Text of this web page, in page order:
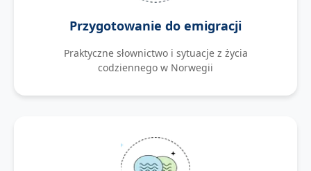
Przygotowanie do emigracji
Praktyczne słownictwo i sytuacje z życia
codziennego w Norwegii